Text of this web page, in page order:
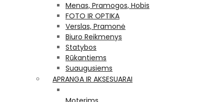
Menas, Pramogos, Hobis
FOTO IR OPTIKA
Verslas, Pramonė
Biuro Reikmenys
Statybos
Rūkantiems
Suaugusiems
APRANGA IR AKSESUARAI